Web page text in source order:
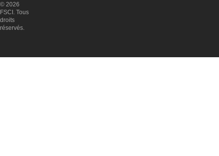
© 2026
FSCI. Tous
droits
réservés.